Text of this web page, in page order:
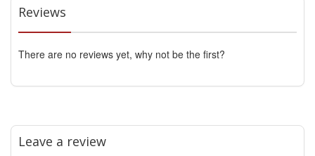
Reviews
There are no reviews yet, why not be the first?
Leave a review